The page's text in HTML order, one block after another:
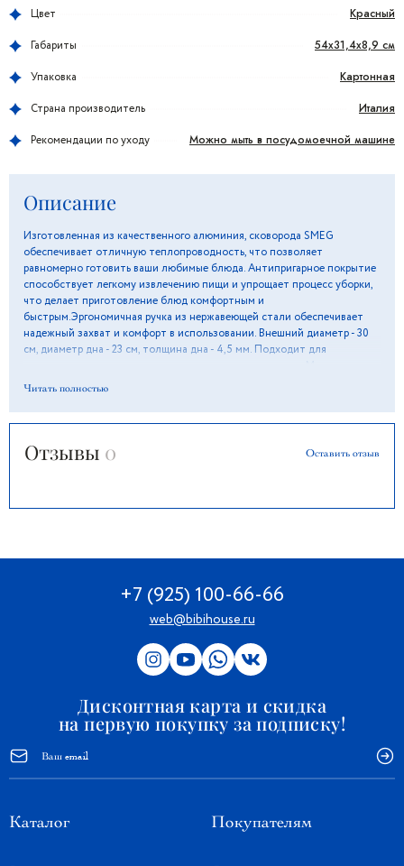
Цвет Красный
Габариты 54x31,4x8,9 см
Упаковка Картонная
Страна производитель Италия
Рекомендации по уходу Можно мыть в посудомоечной машине
Описание
Изготовленная из качественного алюминия, сковорода SMEG
обеспечивает отличную теплопроводность, что позволяет
равномерно готовить ваши любимые блюда. Антипригарное покрытие
способствует легкому извлечению пищи и упрощает процесс уборки,
что делает приготовление блюд комфортным и
быстрым.Эргономичная ручка из нержавеющей стали обеспечивает
надежный захват и комфорт в использовании. Внешний диаметр - 30
см, диаметр дна - 23 см, толщина дна - 4,5 мм. Подходит для
использовать в духовом шкафу до 250°C.
Читать полностью
Отзывы 0 Оставить отзыв
+7 (925) 100-66-66
web@bibihouse.ru
Дисконтная карта и скидка
на первую покупку за подписку!
Каталог Покупателям